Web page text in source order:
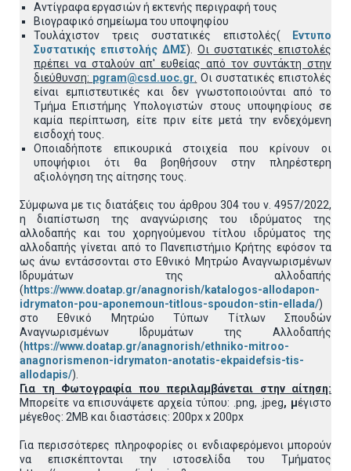
Αντίγραφα εργασιών ή εκτενής περιγραφή τους
Βιογραφικό σημείωμα του υποψηφίου
Τουλάχιστον τρεις συστατικές επιστολές(
Εντυπο
Συστατικής επιστολής ΔΜΣ). Οι συστατικές επιστολές
πρέπει να σταλούν απ' ευθείας από τον συντάκτη στην
διεύθυνση: pgram@csd.uoc.gr Οι συστατικές επιστολές
είναι εμπιστευτικές και δεν γνωστοποιούνται από το
Τμήμα Επιστήμης Υπολογιστών στους υποψηφίους σε
καμία περίπτωση, είτε πριν είτε μετά την ενδεχόμενη
εισδοχή τους.
Οποιαδήποτε επικουρικά στοιχεία που κρίνουν οι
υποψήφιοι ότι θα βοηθήσουν στην πληρέστερη
αξιολόγηση της αίτησης τους.
Σύμφωνα με τις διατάξεις του άρθρου 304 του ν. 4957/2022,
η διαπίστωση της αναγνώρισης του ιδρύματος της
αλλοδαπής και του χορηγούμενου τίτλου ιδρύματος της
αλλοδαπής γίνεται από το Πανεπιστήμιο Κρήτης εφόσον τα
ως άνω εντάσσονται στο Εθνικό Μητρώο Αναγνωρισμένων
Ιδρυμάτων της αλλοδαπής
( https://www.doatap.gr/anagnorish/katalogos-allodapon-
idrymaton-pou-aponemoun-titlous-spoudon-stin-ellada/)
στο Εθνικό Μητρώο Τύπων Τίτλων Σπουδών
Αναγνωρισμένων Ιδρυμάτων της Αλλοδαπής
( https://www.doatap.gr/anagnorish/ethniko-mitroo-
anagnorismenon-idrymaton-anotatis-ekpaidefsis-tis-
allodapis/).
Για τη Φωτογραφία που περιλαμβάνεται στην αίτηση:
Μπορείτε να επισυνάψετε αρχεία τύπου: .png, .jpeg, μέγιστο
μέγεθος: 2MB και διαστάσεις: 200px x 200px
Για περισσότερες πληροφορίες οι ενδιαφερόμενοι μπορούν
να επισκέπτονται την ιστοσελίδα του Τμήματος